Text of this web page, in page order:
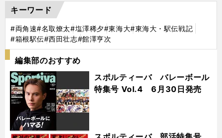
キーワード
#両角速#名取燎太#塩澤稀夕#東海大#東海大・駅伝戦記
#箱根駅伝#西田壮志#館澤亨次
編集部のおすすめ
スポルティーバ バレーボール
特集号 Vol.4 6月30日発売